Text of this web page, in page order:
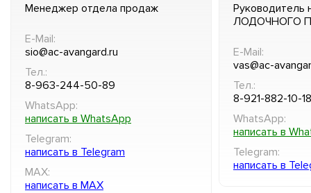
Менеджер отдела продаж
E-Mail:
sio@ac-avangard.ru
Тел.:
8-963-244-50-89
WhatsApp:
написать в WhatsApp
Telegram:
написать в Telegram
MAX:
написать в MAX
Руководитель
ЛОДОЧНОГО
E-Mail:
vas@ac-
Тел.:
8-921-882-10-18
WhatsApp:
написать в
Telegram:
написать в